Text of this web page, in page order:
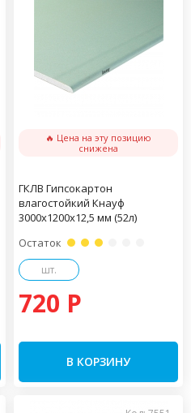
🔥 Цена на эту позицию
снижена
ГКЛВ Гипсокартон
влагостойкий Кнауф
3000х1200х12,5 мм (52л)
Остаток
шт.
720 P
В КОРЗИНУ